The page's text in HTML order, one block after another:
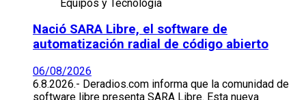
Equipos y Tecnología
Nació SARA Libre, el software de
automatización radial de código abierto
06/08/2026
6.8.2026.- Deradios.com informa que la comunidad de
software libre presenta SARA Libre. Esta nueva